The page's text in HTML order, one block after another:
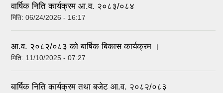
वार्षिक निति कार्यक्रम आ.व. २०८३/०८४
मिति: 06/24/2026 - 16:17
आ.व. २०८२/०८३ को बार्षिक बिकास कार्यक्रम ।
मिति: 11/10/2025 - 07:27
बार्षिक निति कार्यक्रम तथा बजेट आ.व. २०८२/०८३